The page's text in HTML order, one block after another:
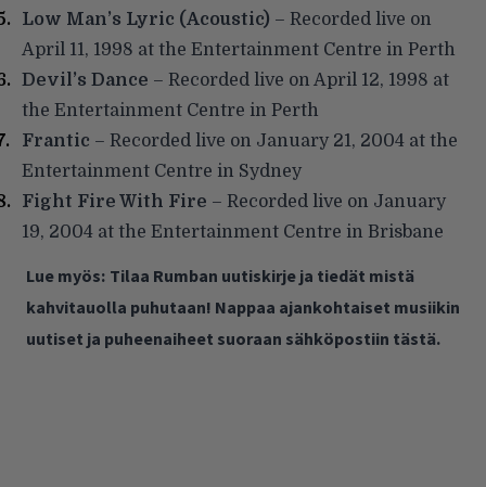
Low Man’s Lyric (Acoustic) – Recorded live on
April 11, 1998 at the Entertainment Centre in Perth
Devil’s Dance – Recorded live on April 12, 1998 at
the Entertainment Centre in Perth
Frantic – Recorded live on January 21, 2004 at the
Entertainment Centre in Sydney
Fight Fire With Fire – Recorded live on January
19, 2004 at the Entertainment Centre in Brisbane
Lue myös: Tilaa Rumban uutiskirje ja tiedät mistä
kahvitauolla puhutaan! Nappaa ajankohtaiset musiikin
uutiset ja puheenaiheet suoraan sähköpostiin tästä.